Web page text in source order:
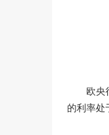
欧央
的利率处